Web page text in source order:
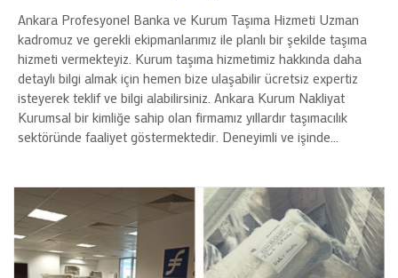
Ankara Profesyonel Banka ve Kurum Taşıma Hizmeti Uzman
kadromuz ve gerekli ekipmanlarımız ile planlı bir şekilde taşıma
hizmeti vermekteyiz. Kurum taşıma hizmetimiz hakkında daha
detaylı bilgi almak için hemen bize ulaşabilir ücretsiz expertiz
isteyerek teklif ve bilgi alabilirsiniz. Ankara Kurum Nakliyat
Kurumsal bir kimliğe sahip olan firmamız yıllardır taşımacılık
sektöründe faaliyet göstermektedir. Deneyimli ve işinde…